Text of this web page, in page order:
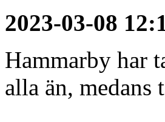
2023-03-08
Hammarby har
alla än, medans